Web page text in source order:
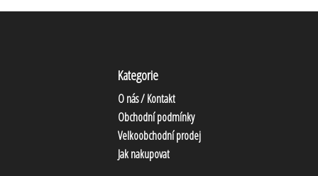
Kategorie
O nás / Kontakt
Obchodní podmínky
Velkoobchodní prodej
Jak nakupovat